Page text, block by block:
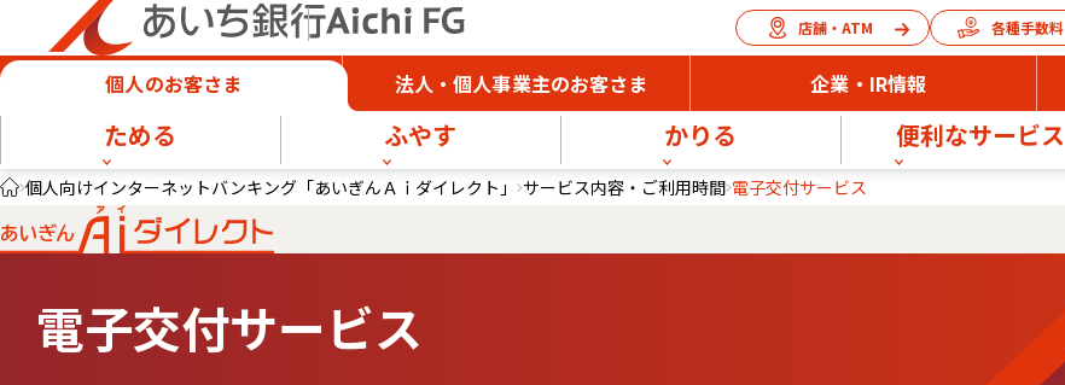
店舗・ATM 各種手数料
個人のお客さま 法人・個人事業主のお客さま 企業・IR情報
ためる ふやす かりる 便利なサービス
個人向けインターネットバンキング「あいぎんＡｉダイレクト」 サービス内容・ご利用時間 電子交付サービス
電子交付サービス